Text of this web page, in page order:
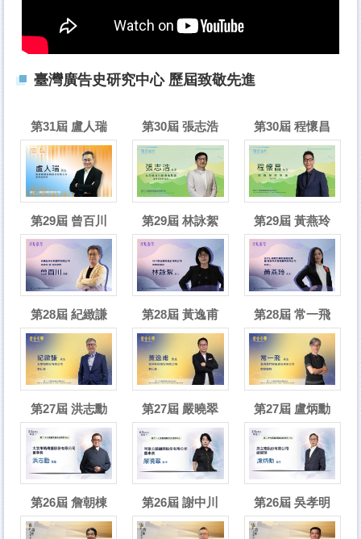
臺灣廣告史研究中心 歷屆致敬先進
第31屆 盧人瑞 第30屆 張志浩 第30屆 程懷昌
第29屆 曾百川 第29屆 林詠絮 第29屆 黃燕玲
第28屆 紀緻謙 第28屆 黃逸甫 第28屆 常一飛
第27屆 洪志勳 第27屆 嚴曉翠 第27屆 盧炳勳
第26屆 詹朝棟 第26屆 謝中川 第26屆 吳孝明